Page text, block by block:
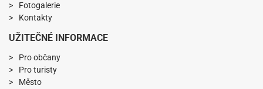
Fotogalerie
Kontakty
UŽITEČNÉ INFORMACE
Pro občany
Pro turisty
Město